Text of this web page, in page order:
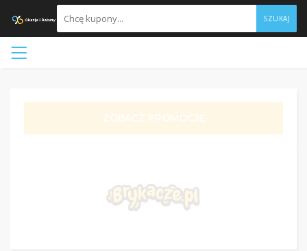
SZUKAJ
ZOBACZ PROMOCJĘ